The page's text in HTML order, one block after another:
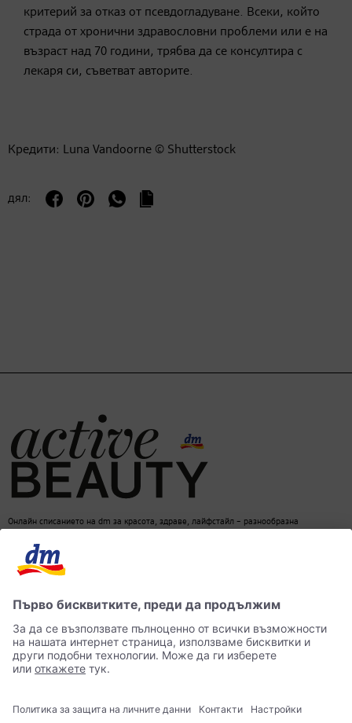
критерий за отказ от псевдогладуване. Всеки, който
страда от хронични здравословни проблеми или е на
възраст над 70 години, трябва да се консултира с
лекаря си, съветват авторите.
Кредити: Luna Vandoorne © Shutterstock
дял:
Онлайн списанието на dm за красота, здраве, лайфстайл – разнообразна
dm онлайн магазин Контакти Лични данни
достъпност